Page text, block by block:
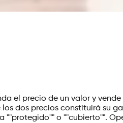
el precio de un valor y
dos precios constituirá su
""protegido"" o ""cubierto"".